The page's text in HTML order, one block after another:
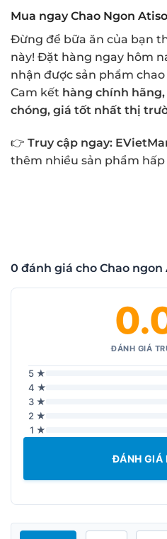
Mua ngay Chao Ngon
Đừng để bữa ăn của bạn
này! Đặt hàng ngay hôm
nhận được sản phẩm
Cam kết hàng chính
chóng, giá tốt nhất thị
👉 Truy cập ngay:
thêm nhiều sản phẩm hấp
0 đánh giá cho Chao ngon
ĐÁNH GIÁ
5 ★
4 ★
3 ★
2 ★
1 ★
ĐÁNH GIÁ